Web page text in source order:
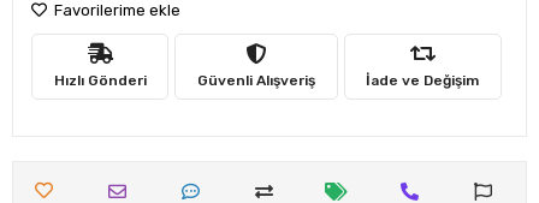
Favorilerime ekle
Hızlı Gönderi Güvenli Alışveriş İade ve Değişim